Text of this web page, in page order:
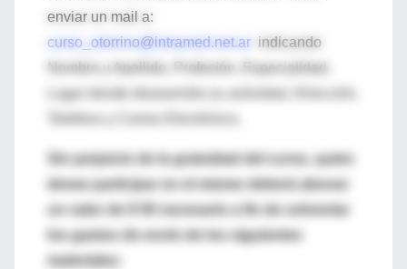
enviar un mail a:
curso_otorrino@intramed.net.ar indicando
Nombre y Apellido, Profesión, Especialidad,
Lugar donde desearrolla su actividad, Dirección,
Sin perjuicio de la gratuidad del curso, quien
desee participar en el mismo deberá abonar
un valor de $ 50 necesario a fin de solventar
los gastos de envío de los siguientes
materiales: